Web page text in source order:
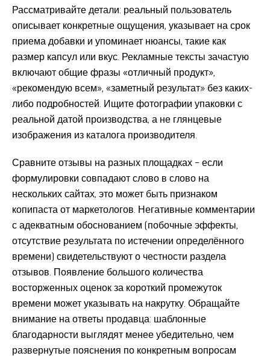
Рассматривайте детали: реальный пользователь
описывает конкретные ощущения, указывает на срок
приема добавки и упоминает нюансы, такие как
размер капсул или вкус. Рекламные тексты зачастую
включают общие фразы «отличный продукт»,
«рекомендую всем», «заметный результат» без каких-
либо подробностей. Ищите фотографии упаковки с
реальной датой производства, а не глянцевые
изображения из каталога производителя.
Сравните отзывы на разных площадках – если
формулировки совпадают слово в слово на
нескольких сайтах, это может быть признаком
копипаста от маркетологов. Негативные комментарии
с адекватным обоснованием (побочные эффекты,
отсутствие результата по истечении определённого
времени) свидетельствуют о честности раздела
отзывов. Появление большого количества
восторженных оценок за короткий промежуток
времени может указывать на накрутку. Обращайте
внимание на ответы продавца: шаблонные
благодарности выглядят менее убедительно, чем
развернутые пояснения по конкретным вопросам